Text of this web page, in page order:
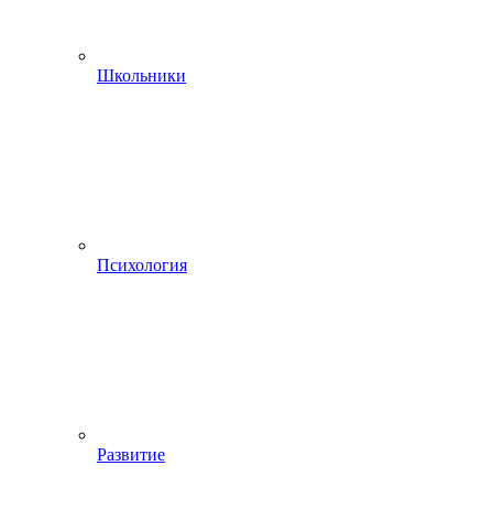
Школьники
Психология
Развитие